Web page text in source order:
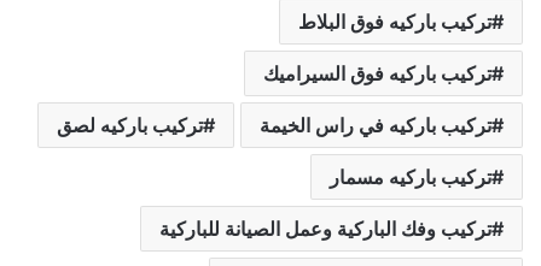
تركيب باركيه فوق البلاط
تركيب باركيه فوق السيراميك
تركيب باركيه في راس الخيمة تركيب باركيه لصق
تركيب باركيه مسمار
تركيب وفك الباركية وعمل الصيانة للباركية